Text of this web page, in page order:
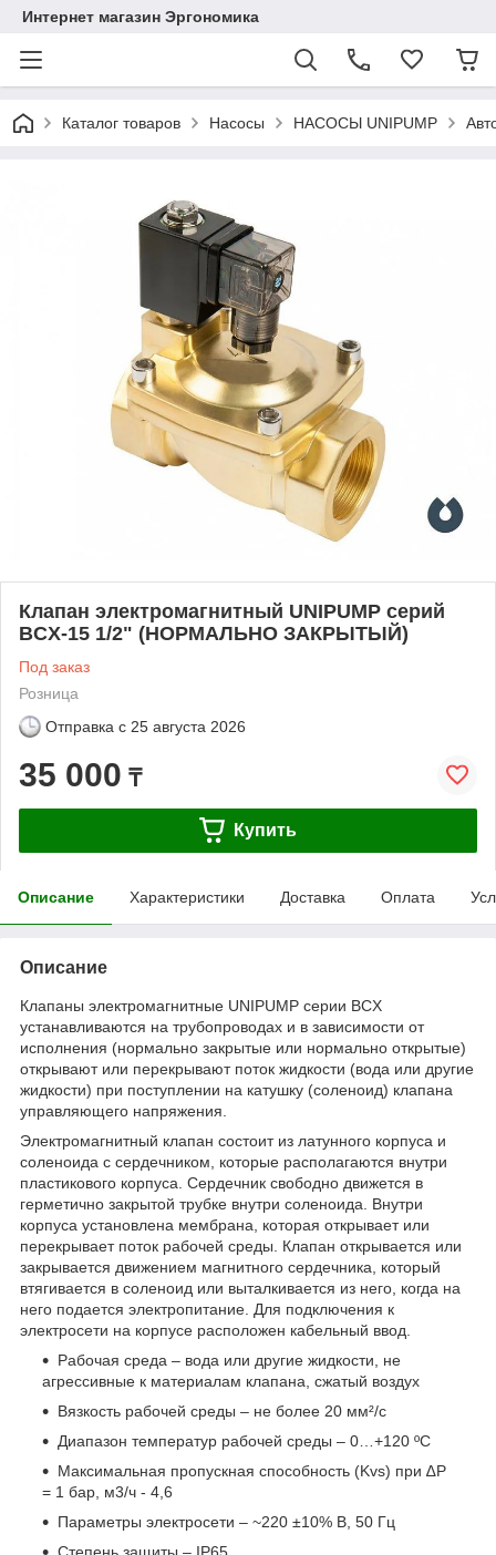
Интернет магазин Эргономика
Каталог товаров Насосы НАСОСЫ UNIPUMP
Клапан электромагнитный UNIPUMP серий
BCX-15 1/2" (НОРМАЛЬНО ЗАКРЫТЫЙ)
Под заказ
Розница
Отправка с 25 августа 2026
35 000 ₸
Купить
Описание Характеристики Доставка Оплата
Описание
Клапаны электромагнитные UNIPUMP серии BCX
устанавливаются на трубопроводах и в зависимости от
исполнения (нормально закрытые или нормально открытые)
открывают или перекрывают поток жидкости (вода или другие
жидкости) при поступлении на катушку (соленоид) клапана
управляющего напряжения.
Электромагнитный клапан состоит из латунного корпуса и
соленоида с сердечником, которые располагаются внутри
пластикового корпуса. Сердечник свободно движется в
герметично закрытой трубке внутри соленоида. Внутри
корпуса установлена мембрана, которая открывает или
перекрывает поток рабочей среды. Клапан открывается или
закрывается движением магнитного сердечника, который
втягивается в соленоид или выталкивается из него, когда на
него подается электропитание. Для подключения к
электросети на корпусе расположен кабельный ввод.
Рабочая среда – вода или другие жидкости, не
агрессивные к материалам клапана, сжатый воздух
Вязкость рабочей среды – не более 20 мм²/с
Диапазон температур рабочей среды – 0…+120 ºС
Максимальная пропускная способность (Kvs) при ∆P
= 1 бар, м3/ч - 4,6
Параметры электросети – ~220 ±10% В, 50 Гц
Степень защиты – IP65